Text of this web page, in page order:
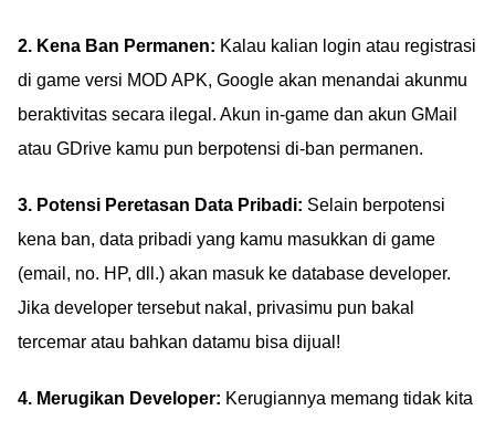
2. Kena Ban Permanen: Kalau kalian login atau registrasi
di game versi MOD APK, Google akan menandai akunmu
beraktivitas secara ilegal. Akun in-game dan akun GMail
atau GDrive kamu pun berpotensi di-ban permanen.
3. Potensi Peretasan Data Pribadi: Selain berpotensi
kena ban, data pribadi yang kamu masukkan di game
(email, no. HP, dll.) akan masuk ke database developer.
Jika developer tersebut nakal, privasimu pun bakal
tercemar atau bahkan datamu bisa dijual!
4. Merugikan Developer: Kerugiannya memang tidak kita